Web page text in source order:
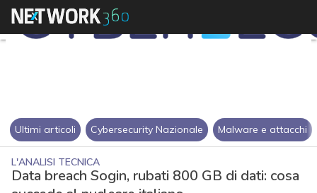
Ultimi articoli Cybersecurity Nazionale Malware e attacchi
L'ANALISI TECNICA
Data breach Sogin, rubati 800 GB di dati: cosa